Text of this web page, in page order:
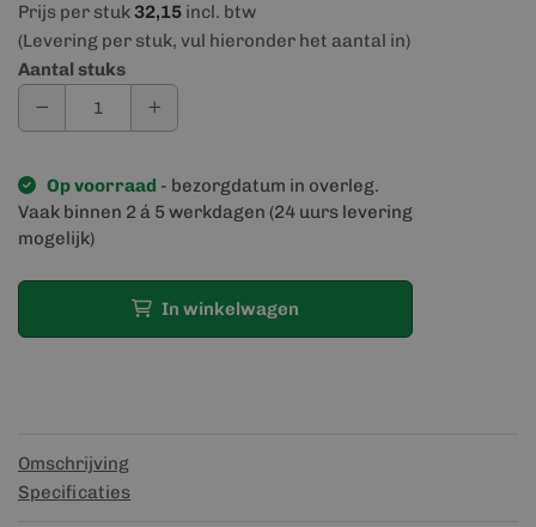
Prijs per stuk32,15 incl. btw
(Levering per stuk, vul hieronder het aantal in)
Aantal stuks
Op voorraad - bezorgdatum in overleg.
Vaak binnen 2 á 5 werkdagen (24 uurs levering
mogelijk)
In winkelwagen
Omschrijving
Specificaties